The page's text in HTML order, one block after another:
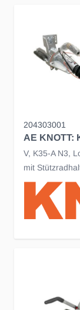
204303001
AE KNOTT:
V, K35-A N3,
mit